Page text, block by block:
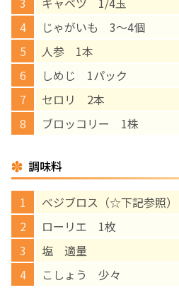
じゃがいも 3～4個
人参 1本
しめじ 1パック
セロリ 2本
ブロッコリー 1株
調味料
べジブロス（☆下記参照
ローリエ 1枚
塩 適量
こしょう 少々
遠方にお住まいで当院での
医師プロフ